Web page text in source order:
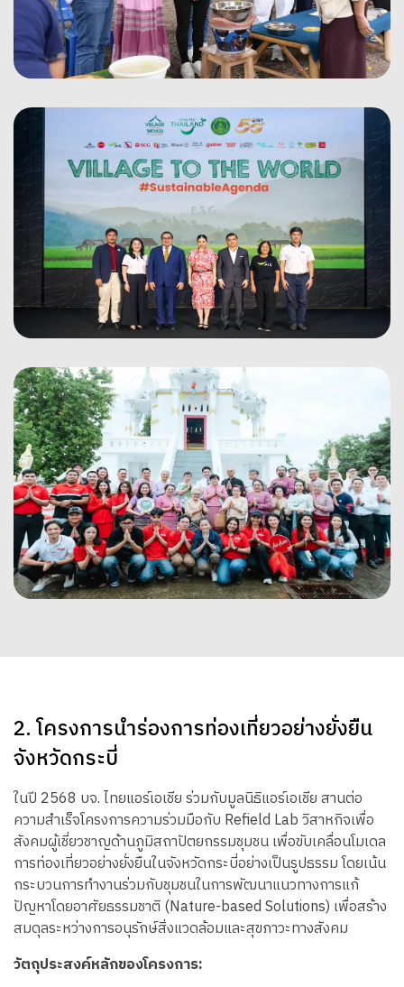
2. โครงการนำร่องการท่องเที่ยวอย่างยั่งยืน
จังหวัดกระบี่
ในปี 2568 บจ. ไทยแอร์เอเชีย ร่วมกับมูลนิธิแอร์เอเชีย สานต่อ
ความสำเร็จโครงการความร่วมมือกับ Refield Lab วิสาหกิจเพื่อ
สังคมผู้เชี่ยวชาญด้านภูมิสถาปัตยกรรมชุมชน เพื่อขับเคลื่อนโมเดล
การท่องเที่ยวอย่างยั่งยืนในจังหวัดกระบี่อย่างเป็นรูปธรรม โดยเน้น
กระบวนการทำงานร่วมกับชุมชนในการพัฒนาแนวทางการแก้
ปัญหาโดยอาศัยธรรมชาติ (Nature-based Solutions) เพื่อสร้าง
สมดุลระหว่างการอนุรักษ์สิ่งแวดล้อมและสุขภาวะทางสังคม
วัตถุประสงค์หลักของโครงการ: